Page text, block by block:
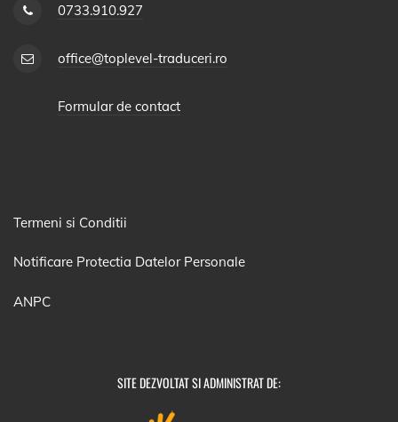
0733.910.927
office@toplevel-traduceri.ro
Formular de contact
Termeni si Conditii
Notificare Protectia Datelor Personale
ANPC
SITE DEZVOLTAT SI ADMINISTRAT DE: